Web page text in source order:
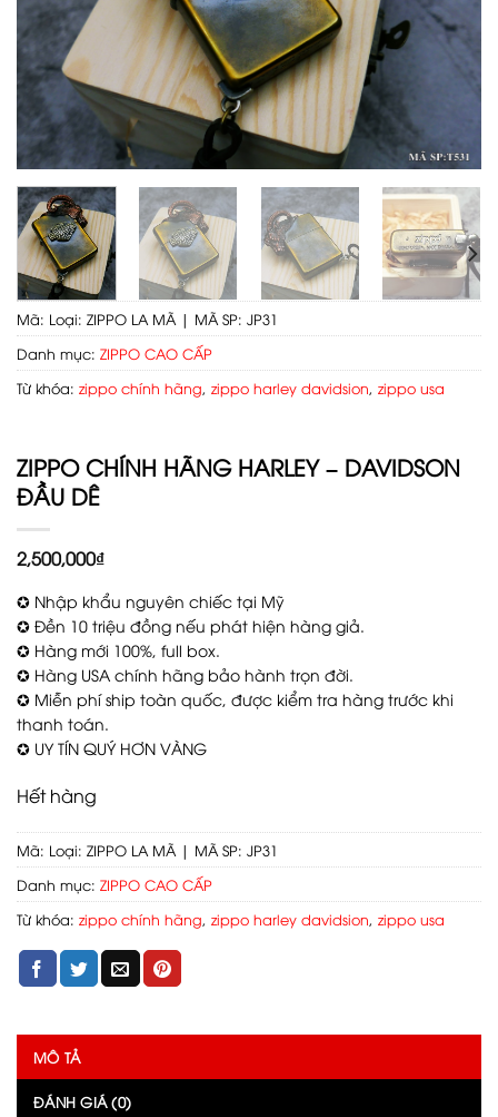
Mã: Loại: ZIPPO LA MÃ | MÃ SP: JP31
Danh mục: ZIPPO CAO CẤP
Từ khóa: zippo chính hãng, zippo harley davidsion, zippo usa
ZIPPO CHÍNH HÃNG HARLEY – DAVIDSON
ĐẦU DÊ
2,500,000₫
✪ Nhập khẩu nguyên chiếc tại Mỹ
✪ Đền 10 triệu đồng nếu phát hiện hàng giả.
✪ Hàng mới 100%, full box.
✪ Hàng USA chính hãng bảo hành trọn đời.
✪ Miễn phí ship toàn quốc, được kiểm tra hàng trước khi
thanh toán.
✪ UY TÍN QUÝ HƠN VÀNG
Hết hàng
Mã: Loại: ZIPPO LA MÃ | MÃ SP: JP31
Danh mục: ZIPPO CAO CẤP
Từ khóa: zippo chính hãng, zippo harley davidsion, zippo usa
MÔ TẢ
ĐÁNH GIÁ (0)